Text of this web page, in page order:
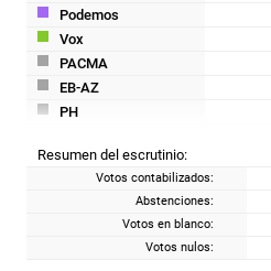
Podemos
Vox
PACMA
EB-AZ
PH
IZAN
PCTE / ELAK
Resumen del escrutinio:
Votos contabilizados:
Abstenciones:
Votos en blanco:
Votos nulos: